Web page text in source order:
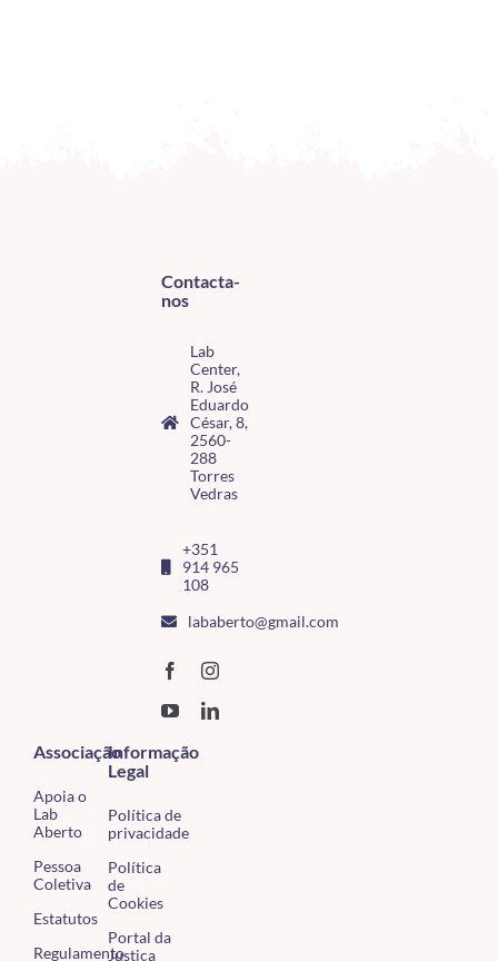
Contacta-
nos
Lab
Center,
R. José
Eduardo
César, 8,
2560-
288
Torres
Vedras
+351
914 965
108
lababerto@gmail.com
Associação
Apoia o
Lab
Aberto
Pessoa
Coletiva
Estatutos
Regulamento
Informação
Legal
Política de
privacidade
Política
de
Cookies
Portal da
Justiça